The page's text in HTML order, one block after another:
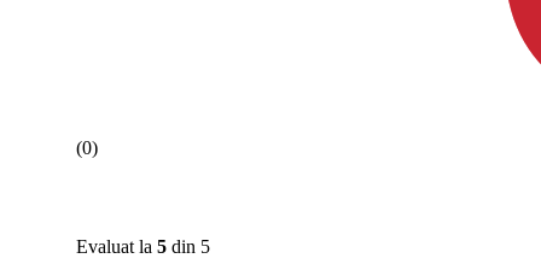
(0)
Evaluat la 5 din 5